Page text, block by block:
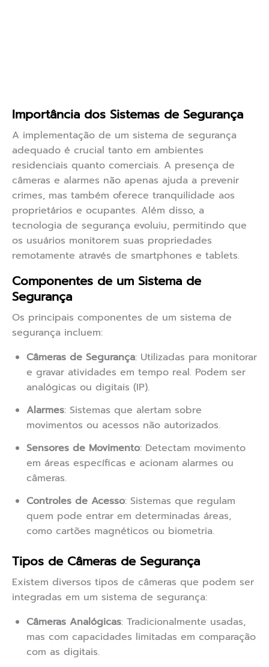
Importância dos Sistemas de Segurança
A implementação de um sistema de segurança
adequado é crucial tanto em ambientes
residenciais quanto comerciais. A presença de
câmeras e alarmes não apenas ajuda a prevenir
crimes, mas também oferece tranquilidade aos
proprietários e ocupantes. Além disso, a
tecnologia de segurança evoluiu, permitindo que
os usuários monitorem suas propriedades
remotamente através de smartphones e tablets.
Componentes de um Sistema de
Segurança
Os principais componentes de um sistema de
segurança incluem:
Câmeras de Segurança: Utilizadas para monitorar
e gravar atividades em tempo real. Podem ser
analógicas ou digitais (IP).
Alarmes: Sistemas que alertam sobre
movimentos ou acessos não autorizados.
Sensores de Movimento: Detectam movimento
em áreas específicas e acionam alarmes ou
câmeras.
Controles de Acesso: Sistemas que regulam
quem pode entrar em determinadas áreas,
como cartões magnéticos ou biometria.
Tipos de Câmeras de Segurança
Existem diversos tipos de câmeras que podem ser
integradas em um sistema de segurança:
Câmeras Analógicas: Tradicionalmente usadas,
mas com capacidades limitadas em comparação
com as digitais.